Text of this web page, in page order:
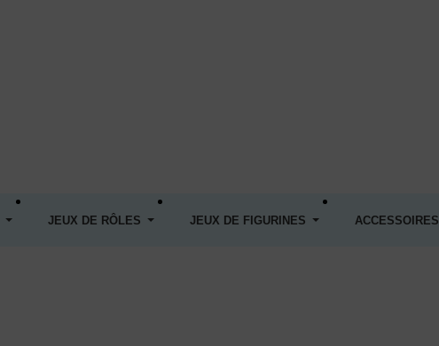
JEUX DE RÔLES JEUX DE FIGURINES ACCESSOIRES